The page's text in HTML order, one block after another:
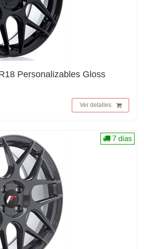
Personalizables Gloss
Ver detalles
7 días